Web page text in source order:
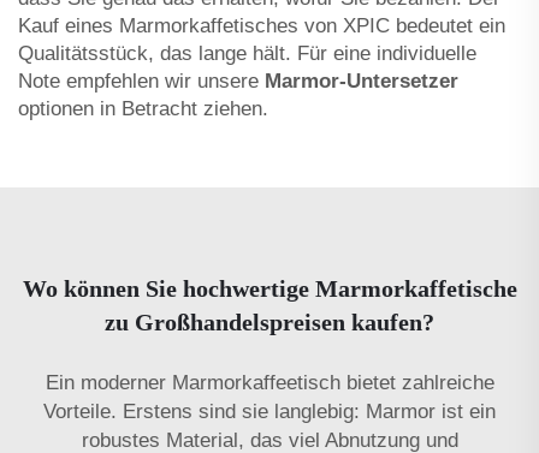
Kauf eines Marmorkaffetisches von XPIC bedeutet ein
Qualitätsstück, das lange hält. Für eine individuelle
Note empfehlen wir unsere Marmor-Untersetzer
optionen in Betracht ziehen.
Wo können Sie hochwertige Marmorkaffetische
zu Großhandelspreisen kaufen?
Ein moderner Marmorkaffee­tisch bietet zahlreiche
Vorteile. Erstens sind sie langlebig: Marmor ist ein
robustes Material, das viel Abnutzung und